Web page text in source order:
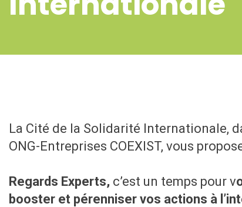
La Cité de la Solidarité Internationale,
ONG-Entreprises COEXIST, vous
Regards Experts, c’est un temps pour v
booster et pérenniser vos actions à